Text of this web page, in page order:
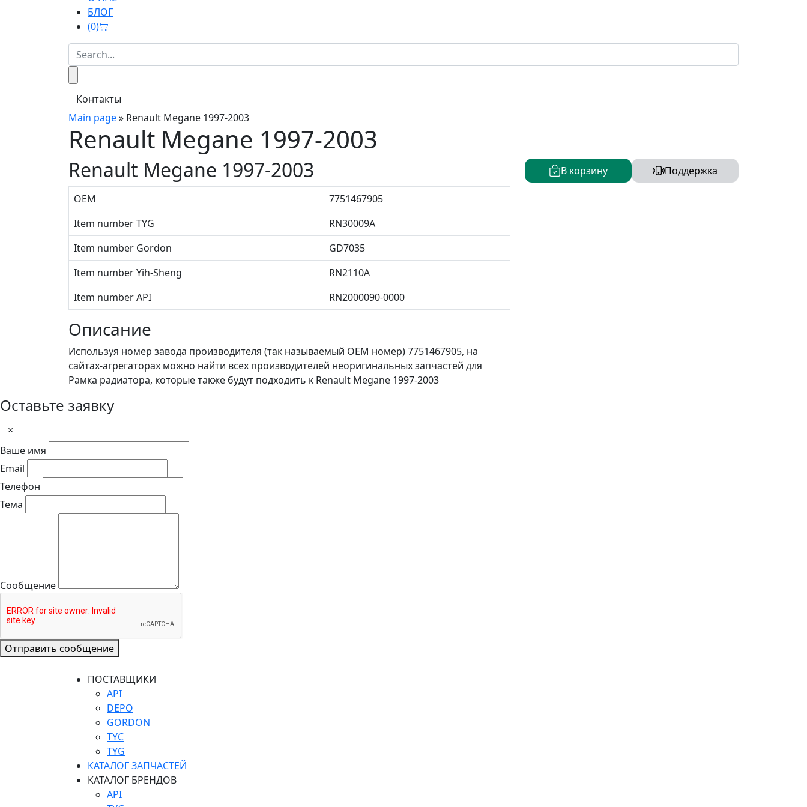
БЛОГ
(0)
Контакты
Main page» Renault Megane 1997-2003
Renault Megane 1997-2003
В корзину Поддержка
Renault Megane 1997-2003
OEM
7751467905
Item number TYG
RN30009A
Item number Gordon
GD7035
Item number Yih-Sheng
RN2110A
Item number API
RN2000090-0000
Описание
Используя номер завода производителя (так называемый ОЕМ номер) 7751467905, на
сайтах-агрегаторах можно найти всех производителей неоригинальных запчастей для
Рамка радиатора, которые также будут подходить к Renault Megane 1997-2003
Оставьте заявку
×
Ваше имя
Email
Телефон
Тема
Сообщение
Отправить сообщение
ПОСТАВЩИКИ
API
DEPO
GORDON
TYC
TYG
КАТАЛОГ ЗАПЧАСТЕЙ
КАТАЛОГ БРЕНДОВ
API